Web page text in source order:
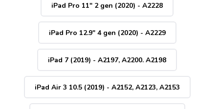
iPad Pro 11" 2 gen (2020) - A2228
iPad Pro 12.9" 4 gen (2020) - A2229
iPad 7 (2019) - A2197, A2200. A2198
iPad Air 3 10.5 (2019) - A2152, A2123, A2153